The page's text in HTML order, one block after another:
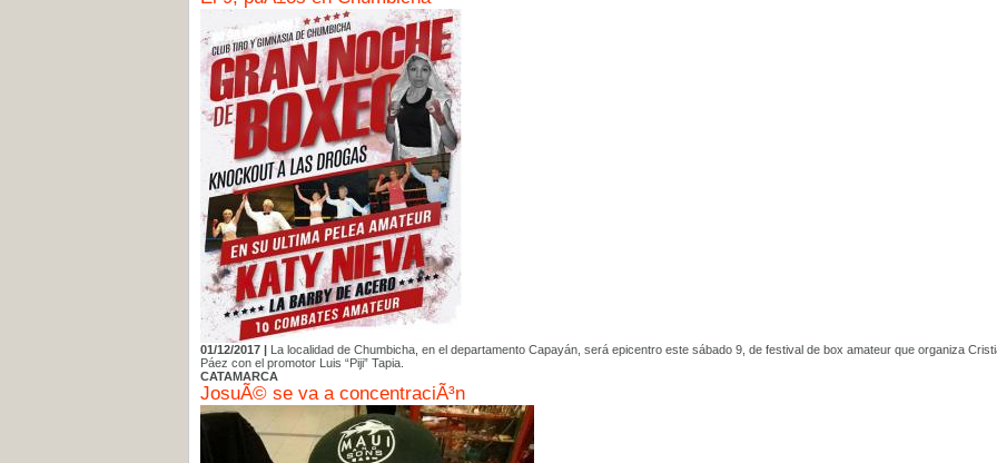
01/12/2017 | La localidad de Chumbicha, en el departamento Capayán, será epicentro este sábado 9, de festival de box amateur que organiza
Páez con el promotor Luis “Piji” Tapia.
CATAMARCA
JosuÃ© se va a concentraciÃ³n